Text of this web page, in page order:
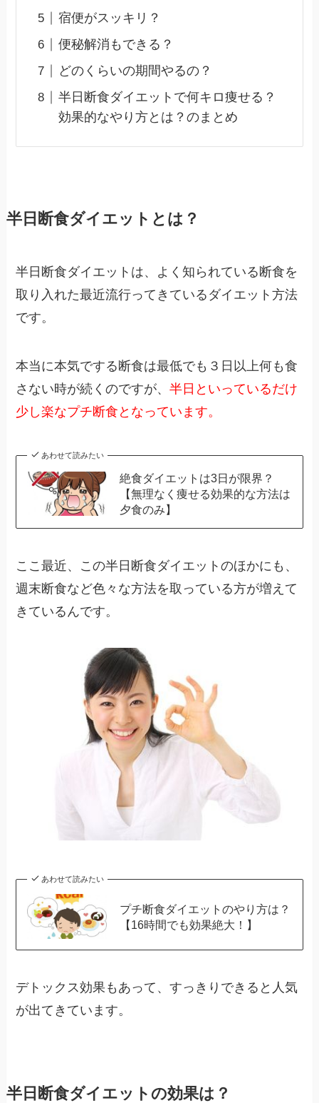
宿便がスッキリ？
便秘解消もできる？
どのくらいの期間やるの？
半日断食ダイエットで何キロ痩せる？
効果的なやり方とは？のまとめ
半日断食ダイエットとは？
半日断食ダイエットは、よく知られている断食を
取り入れた最近流行ってきているダイエット方法
です。
本当に本気でする断食は最低でも３日以上何も食
さない時が続くのですが、半日といっているだけ
少し楽なプチ断食となっています。
あわせて読みたい
絶食ダイエットは3日が限界？
【無理なく痩せる効果的な方法は
夕食のみ】
ここ最近、この半日断食ダイエットのほかにも、
週末断食など色々な方法を取っている方が増えて
きているんです。
あわせて読みたい
プチ断食ダイエットのやり方は？
【16時間でも効果絶大！】
デトックス効果もあって、すっきりできると人気
が出てきています。
半日断食ダイエットの効果は？